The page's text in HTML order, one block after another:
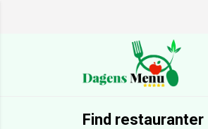
Find restauranter